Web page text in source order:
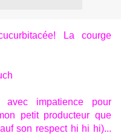
La courge
impatience pour
petit producteur que
son respect hi hi hi)...